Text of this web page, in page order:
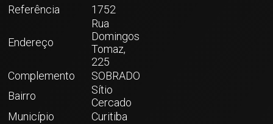
Referência 1752
Endereço
Rua
Domingos
Tomaz,
225
Complemento
SOBRADO
Bairro
Sítio
Cercado
Município
Curitiba